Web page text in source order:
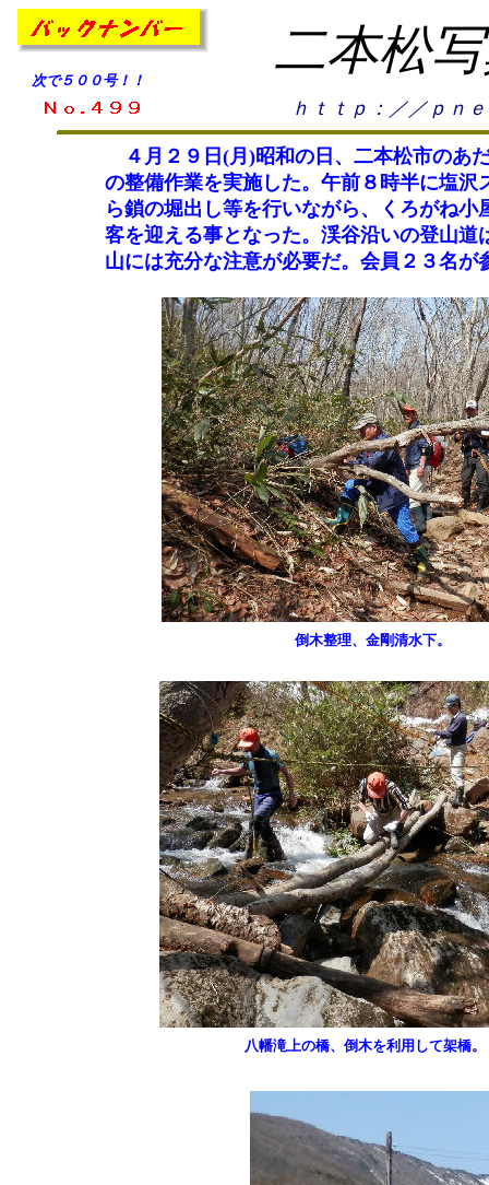
二本松
次で５００号！！
ｈｔｔｐ：／／ｐｎ
４月２９日(月)昭和の日、二本松市のあ
の整備作業を実施した。午前８時半に塩
ら鎖の堀出し等を行いながら、くろがね
客を迎える事となった。渓谷沿いの登山
山には充分な注意が必要だ。会員２３名が
倒木整理、金剛清水下。
八幡滝上の橋、倒木を利用して架橋。